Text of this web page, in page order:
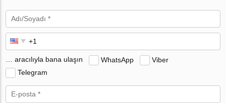
… aracılıyla bana ulaşın WhatsApp
Viber
Telegram